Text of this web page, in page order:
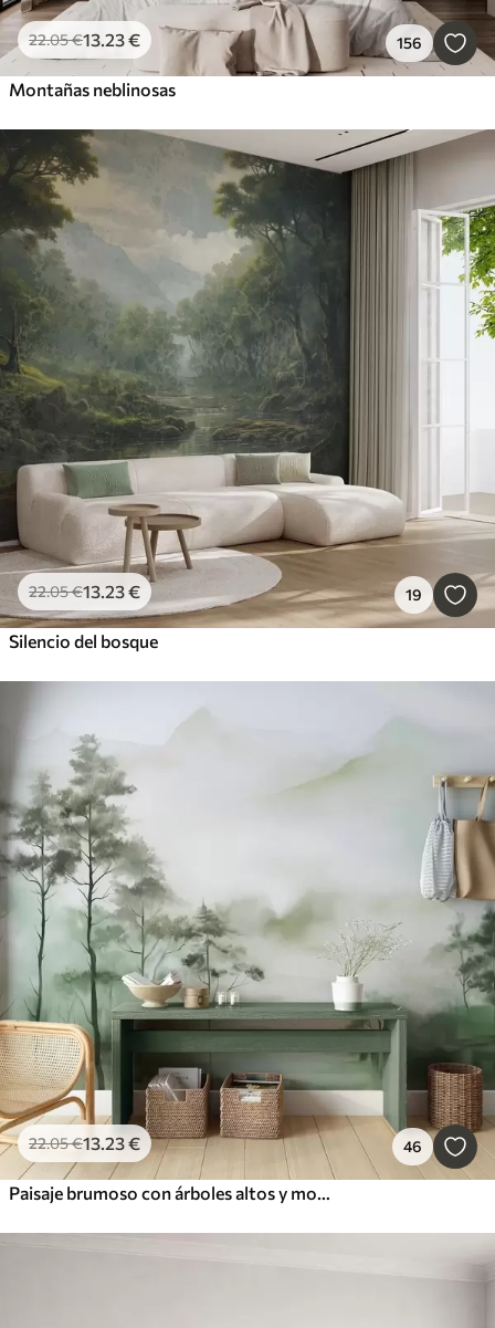
22.05€13.23€ 156
Montañas neblinosas
22.05€13.23€ 19
Silencio del bosque
22.05€13.23€ 46
Paisaje brumoso con árboles altos y montañas en tonos verdes y grises apagados, estilo minimalista, texturizado